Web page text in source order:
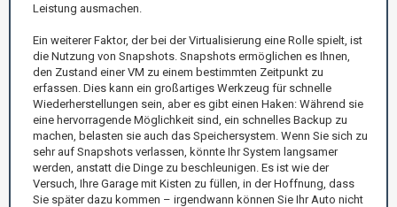
Leistung ausmachen.
Ein weiterer Faktor, der bei der Virtualisierung eine Rolle spielt, ist
die Nutzung von Snapshots. Snapshots ermöglichen es Ihnen,
den Zustand einer VM zu einem bestimmten Zeitpunkt zu
erfassen. Dies kann ein großartiges Werkzeug für schnelle
Wiederherstellungen sein, aber es gibt einen Haken: Während sie
eine hervorragende Möglichkeit sind, ein schnelles Backup zu
machen, belasten sie auch das Speichersystem. Wenn Sie sich zu
sehr auf Snapshots verlassen, könnte Ihr System langsamer
werden, anstatt die Dinge zu beschleunigen. Es ist wie der
Versuch, Ihre Garage mit Kisten zu füllen, in der Hoffnung, dass
Sie später dazu kommen – irgendwann können Sie Ihr Auto nicht